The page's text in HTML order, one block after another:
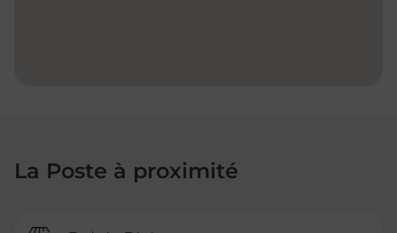
La Poste à proximité